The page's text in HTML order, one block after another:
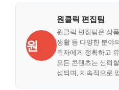
원
원클릭 편집팀
원클릭 편집팀은 상
생활 등 다양한 분야
독자에게 정확하고
모든 콘텐츠는 신뢰
성되며, 지속적으로